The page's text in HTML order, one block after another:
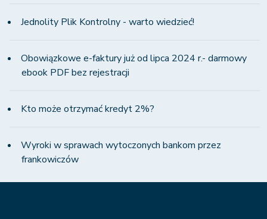
Jednolity Plik Kontrolny - warto wiedzieć!
Obowiązkowe e-faktury już od lipca 2024 r.- darmowy
ebook PDF bez rejestracji
Kto może otrzymać kredyt 2%?
Wyroki w sprawach wytoczonych bankom przez
frankowiczów